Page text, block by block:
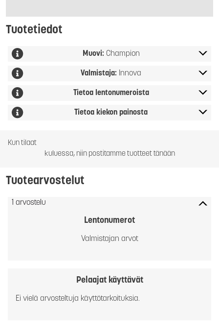
Tuotetiedot
Muovi: Champion
Valmistaja: Innova
Tietoa lentonumeroista
Tietoa kiekon painosta
Kun tilaat
kuluessa, niin postitamme tuotteet tänään
Tuotearvostelut
1 arvostelu
Lentonumerot
Valmistajan arvot
Pelaajat käyttävät
Ei vielä arvosteltuja käyttötarkoituksia.